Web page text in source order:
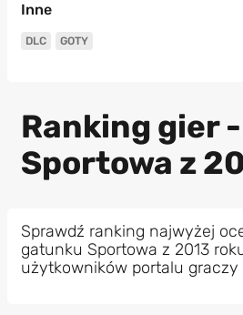
Inne
DLC GOTY
Ranking gier -
Sportowa z
Sprawdź ranking najwyżej
gatunku Sportowa z 2013
użytkowników portalu graczy